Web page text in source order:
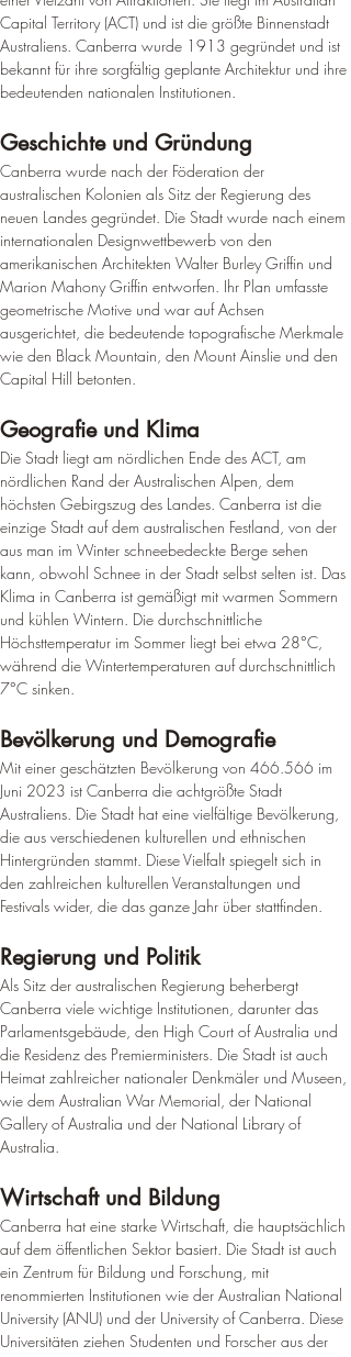
Capital Territory (ACT) und ist die größte Binnenstadt
Australiens. Canberra wurde 1913 gegründet und ist
bekannt für ihre sorgfältig geplante Architektur und ihre
bedeutenden nationalen Institutionen.
Geschichte und Gründung
Canberra wurde nach der Föderation der
australischen Kolonien als Sitz der Regierung des
neuen Landes gegründet. Die Stadt wurde nach einem
internationalen Designwettbewerb von den
amerikanischen Architekten Walter Burley Griffin und
Marion Mahony Griffin entworfen. Ihr Plan umfasste
geometrische Motive und war auf Achsen
ausgerichtet, die bedeutende topografische Merkmale
wie den Black Mountain, den Mount Ainslie und den
Capital Hill betonten.
Geografie und Klima
Die Stadt liegt am nördlichen Ende des ACT, am
nördlichen Rand der Australischen Alpen, dem
höchsten Gebirgszug des Landes. Canberra ist die
einzige Stadt auf dem australischen Festland, von der
aus man im Winter schneebedeckte Berge sehen
kann, obwohl Schnee in der Stadt selbst selten ist. Das
Klima in Canberra ist gemäßigt mit warmen Sommern
und kühlen Wintern. Die durchschnittliche
Höchsttemperatur im Sommer liegt bei etwa 28°C,
während die Wintertemperaturen auf durchschnittlich
7°C sinken.
Bevölkerung und Demografie
Mit einer geschätzten Bevölkerung von 466.566 im
Juni 2023 ist Canberra die achtgrößte Stadt
Australiens. Die Stadt hat eine vielfältige Bevölkerung,
die aus verschiedenen kulturellen und ethnischen
Hintergründen stammt. Diese Vielfalt spiegelt sich in
den zahlreichen kulturellen Veranstaltungen und
Festivals wider, die das ganze Jahr über stattfinden.
Regierung und Politik
Als Sitz der australischen Regierung beherbergt
Canberra viele wichtige Institutionen, darunter das
Parlamentsgebäude, den High Court of Australia und
die Residenz des Premierministers. Die Stadt ist auch
Heimat zahlreicher nationaler Denkmäler und Museen,
wie dem Australian War Memorial, der National
Gallery of Australia und der National Library of
Australia.
Wirtschaft und Bildung
Canberra hat eine starke Wirtschaft, die hauptsächlich
auf dem öffentlichen Sektor basiert. Die Stadt ist auch
ein Zentrum für Bildung und Forschung, mit
renommierten Institutionen wie der Australian National
University (ANU) und der University of Canberra. Diese
Universitäten ziehen Studenten und Forscher aus der